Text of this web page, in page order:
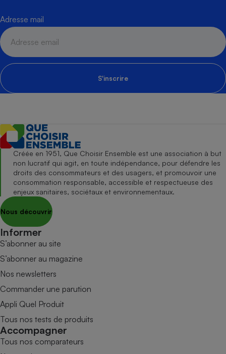
Adresse mail
S'inscrire
Créée en 1951, Que Choisir Ensemble est une association à but
non lucratif qui agit, en toute indépendance, pour défendre les
droits des consommateurs et des usagers, et promouvoir une
consommation responsable, accessible et respectueuse des
enjeux sanitaires, sociétaux et environnementaux.
Nous découvrir
Informer
S’abonner au site
S’abonner au magazine
Nos newsletters
Commander une parution
Appli Quel Produit
Tous nos tests de produits
Accompagner
Tous nos comparateurs